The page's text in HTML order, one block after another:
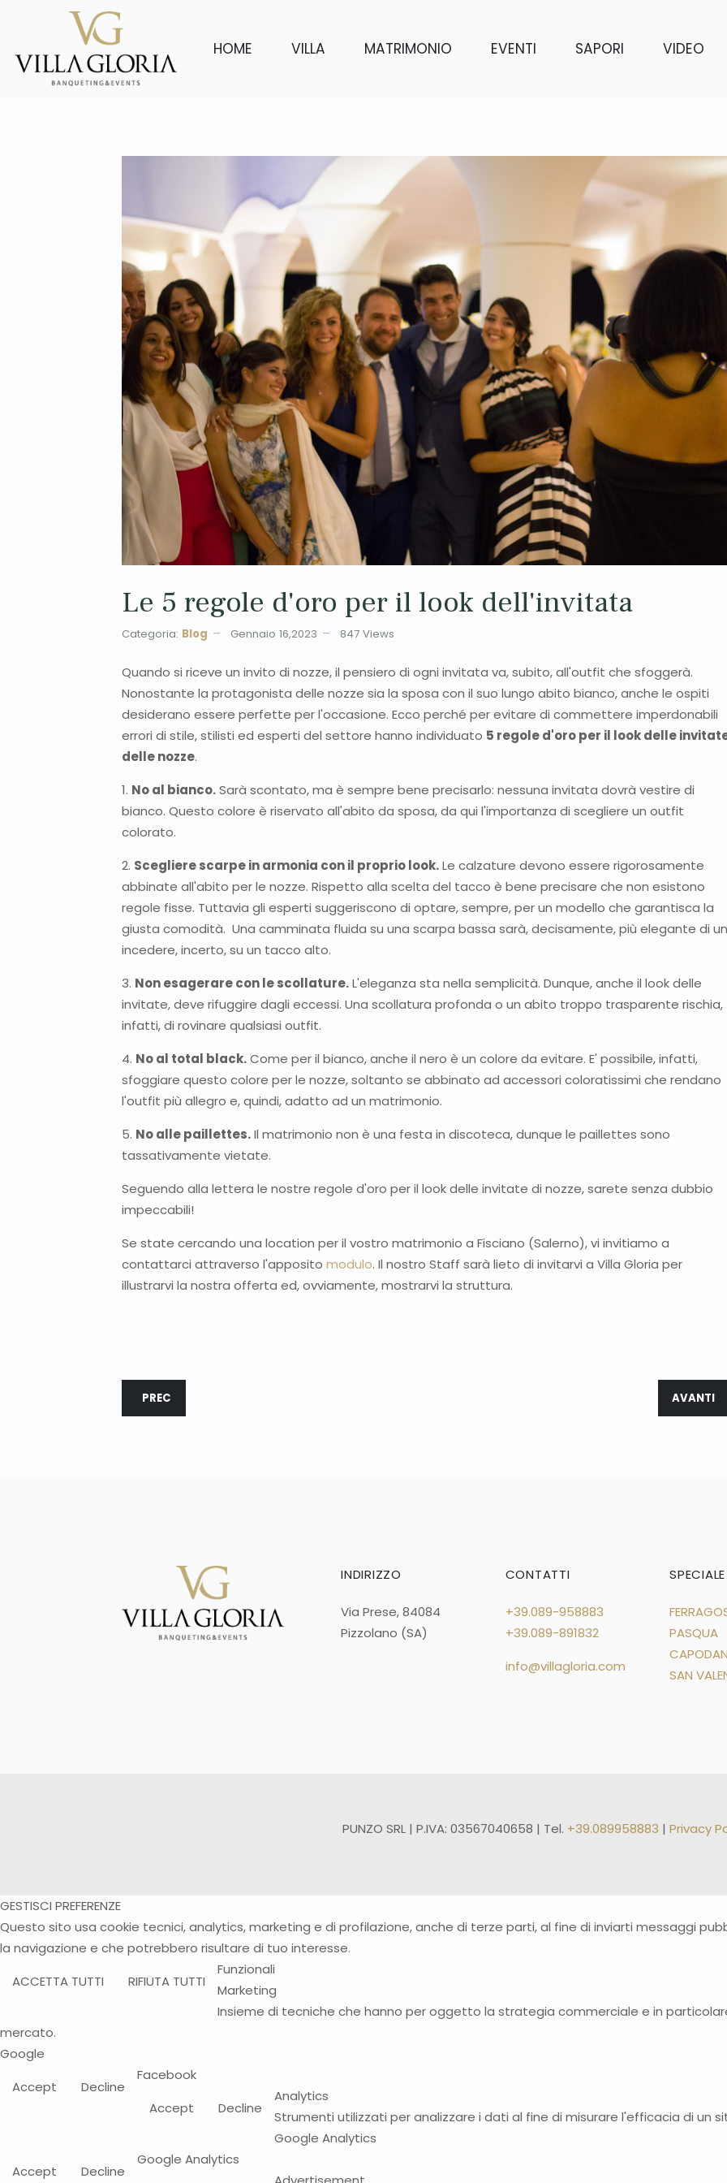
HOME VILLA MATRIMONIO EVENTI SAPORI VIDEO
Le 5 regole d'oro per il look dell'invitata
Categoria: Blog Gennaio 16,2023 847 Views
Quando si riceve un invito di nozze, il pensiero di ogni invitata va, subito, all'outfit che sfoggerà.
Nonostante la protagonista delle nozze sia la sposa con il suo lungo abito bianco, anche le ospiti
desiderano essere perfette per l'occasione. Ecco perché per evitare di commettere imperdonabili
errori di stile, stilisti ed esperti del settore hanno individuato 5 regole d'oro per il look delle
delle nozze.
1. No al bianco.Sarà scontato, ma è sempre bene precisarlo: nessuna invitata dovrà vestire di
bianco. Questo colore è riservato all'abito da sposa, da qui l'importanza di scegliere un outfit
colorato.
2. Scegliere scarpe in armonia con il proprio look.Le calzature devono essere rigorosamente
abbinate all'abito per le nozze. Rispetto alla scelta del tacco è bene precisare che non esistono
regole fisse. Tuttavia gli esperti suggeriscono di optare, sempre, per un modello che garantisca la
giusta comodità. Una camminata fluida su una scarpa bassa sarà, decisamente, più elegante di un
incedere, incerto, su un tacco alto.
3. Non esagerare con le scollature.L'eleganza sta nella semplicità. Dunque, anche il look delle
invitate, deve rifuggire dagli eccessi. Una scollatura profonda o un abito troppo trasparente rischia,
infatti, di rovinare qualsiasi outfit.
4. No al total black.Come per il bianco, anche il nero è un colore da evitare. E' possibile, infatti,
sfoggiare questo colore per le nozze, soltanto se abbinato ad accessori coloratissimi che rendano
l'outfit più allegro e, quindi, adatto ad un matrimonio.
5. No alle paillettes.Il matrimonio non è una festa in discoteca, dunque le paillettes sono
tassativamente vietate.
Seguendo alla lettera le nostre regole d'oro per il look delle invitate di nozze, sarete senza dubbio
impeccabili!
Se state cercando una location per il vostro matrimonio a Fisciano (Salerno), vi invitiamo a
contattarci attraverso l'apposito modulo. Il nostro Staff sarà lieto di invitarvi a Villa Gloria per
illustrarvi la nostra offerta ed, ovviamente, mostrarvi la struttura.
ARTICOLO PRECEDENTE: PERSONALIZZARE L’ABITO SPOSA CON I BOTTONI
PREC AVANTI
INDIRIZZO
Via Prese, 84084
Pizzolano (SA)
CONTATTI
+39.089-958883
+39.089-891832
info@villagloria.com
PASQUA
SAN
PUNZO SRL | P.IVA: 03567040658 | Tel. +39.089958883 | Privacy
GESTISCI PREFERENZE
Questo sito usa cookie tecnici, analytics, marketing e di profilazione, anche di terze parti, al fine di inviarti messaggi
la navigazione e che potrebbero risultare di tuo interesse.
ACCETTA TUTTI
RIFIUTA TUTTI
Funzionali
Marketing
Insieme di tecniche che hanno per oggetto la strategia commerciale e in
mercato.
Google
Accept
Decline
Facebook
Accept
Decline
Analytics
Strumenti utilizzati per analizzare i dati al fine di misurare l'efficacia di un
Google Analytics
Accept
Decline
Google Analytics